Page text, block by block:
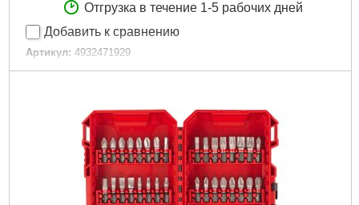
Отгрузка в течение 1-5 рабочих дней
Добавить к сравнению
Артикул: 4932471929
Код товара: 27.16.50
Технология: SHOCKWAVE
Количество в упаковке, шт: 1
Тип хвостовика / посадки: 1/4" Hex
Назначение: Ударное
Тип наконечника: Крестовой (Pozidriv/PZ)
Размер наконечника: PZ3